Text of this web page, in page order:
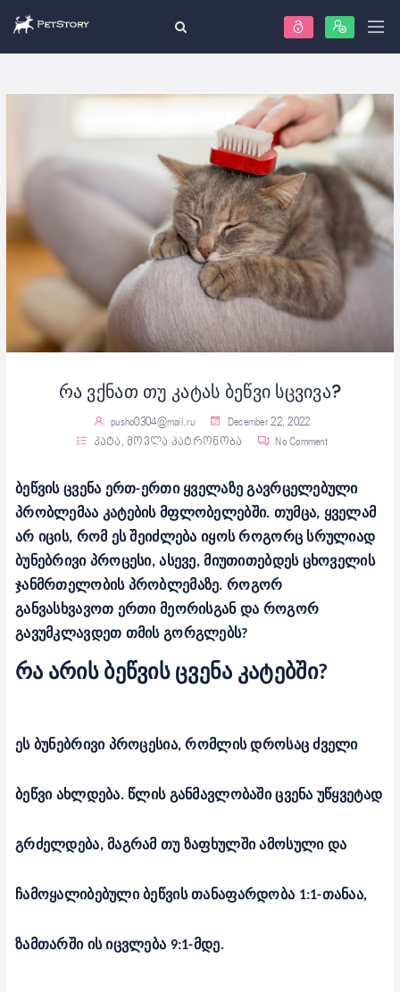
რა ვქნათ თუ კატას ბეწვი სცვივა?
pusho0304@mail.ru
December 22, 2022
კატა ,მოვლა პატრონობა No Comment
ბეწვის ცვენა ერთ-ერთი ყველაზე გავრცელებული
პრობლემაა კატების მფლობელებში. თუმცა, ყველამ
არ იცის, რომ ეს შეიძლება იყოს როგორც სრულიად
ბუნებრივი პროცესი, ასევე, მიუთითებდეს ცხოველის
ჯანმრთელობის პრობლემაზე. როგორ
განვასხვავოთ ერთი მეორისგან და როგორ
გავუმკლავდეთ თმის გორგლებს?
რა არის ბეწვის ცვენა კატებში?
ეს ბუნებრივი პროცესია, რომლის დროსაც ძველი
ბეწვი ახლდება. წლის განმავლობაში ცვენა უწყვეტად
გრძელდება, მაგრამ თუ ზაფხულში ამოსული და
ჩამოყალიბებული ბეწვის თანაფარდობა 1:1-თანაა,
ზამთარში ის იცვლება 9:1-მდე.